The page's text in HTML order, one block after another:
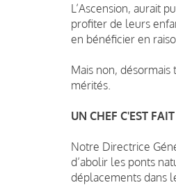
L’Ascension, aurait
profiter de leurs
en bénéficier en
Mais non,
mérités.
UN CHEF C'EST
Notre Directrice
d’abolir les ponts
déplacements dans